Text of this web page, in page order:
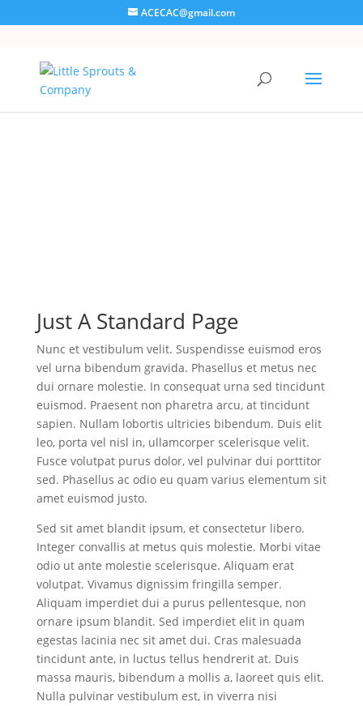
ACECAC@gmail.com
Just A Standard Page
Nunc et vestibulum velit. Suspendisse euismod eros
vel urna bibendum gravida. Phasellus et metus nec
dui ornare molestie. In consequat urna sed tincidunt
euismod. Praesent non pharetra arcu, at tincidunt
sapien. Nullam lobortis ultricies bibendum. Duis elit
leo, porta vel nisl in, ullamcorper scelerisque velit.
Fusce volutpat purus dolor, vel pulvinar dui porttitor
sed. Phasellus ac odio eu quam varius elementum sit
amet euismod justo.
Sed sit amet blandit ipsum, et consectetur libero.
Integer convallis at metus quis molestie. Morbi vitae
odio ut ante molestie scelerisque. Aliquam erat
volutpat. Vivamus dignissim fringilla semper.
Aliquam imperdiet dui a purus pellentesque, non
ornare ipsum blandit. Sed imperdiet elit in quam
egestas lacinia nec sit amet dui. Cras malesuada
tincidunt ante, in luctus tellus hendrerit at. Duis
massa mauris, bibendum a mollis a, laoreet quis elit.
Nulla pulvinar vestibulum est, in viverra nisi